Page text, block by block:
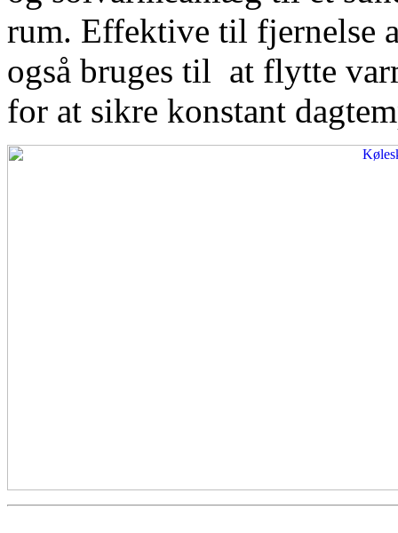
rum. Effektive til fjernelse
også bruges til at flytte
for at sikre konstant